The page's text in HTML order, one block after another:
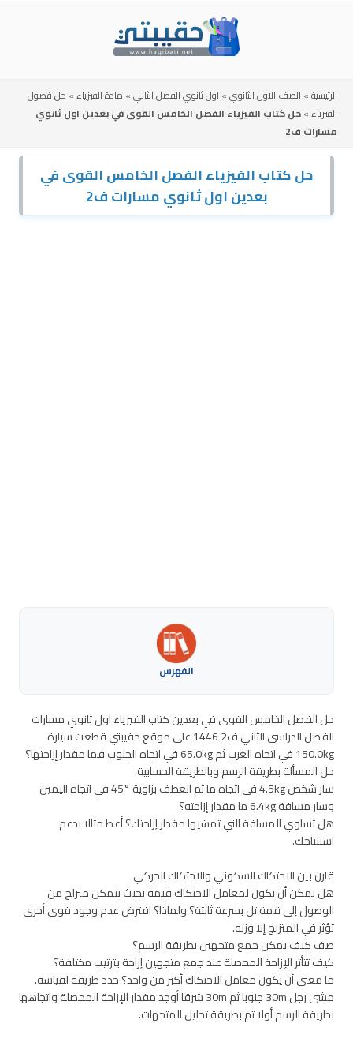
الرئيسية» الصف الاول الثانوي» اول ثانوي الفصل الثاني» مادة الفيزياء» حل فصول
الفيزياء»حل كتاب الفيزياء الفصل الخامس القوى في بعدين اول ثانوي
مسارات ف2
حل كتاب الفيزياء الفصل الخامس القوى في
بعدين اول ثانوي مسارات ف2
الفهرس
حل الفصل الخامس القوى في بعدين كتاب الفيزياء اول ثانوي مسارات
الفصل الدراسي الثاني ف2 1446 على موقع حقيبتي قطعت سيارة
150.0kg في اتجاه الغرب ثم 65.0kg في اتجاه الجنوب فما مقدار إزاحتها؟
حل المسألة بطريقة الرسم وبالطريقة الحسابية.
سار شخص 4.5kg في اتجاه ما ثم انعطف بزاوية °45 في اتجاه اليمين
وسار مسافة 6.4kg ما مقدار إزاحته؟
هل تساوي المسافة التي تمشيها مقدار إزاحتك؟ أعط مثالا بدعم
استنتاجك.
قارن بين الاحتكاك السكوني والاحتكاك الحركي.
هل يمكن أن يكون لمعامل الاحتكاك قيمة بحيث يتمكن متزلج من
الوصول إلى قمة تل بسرعة ثابتة؟ ولماذا؟ افترض عدم وجود قوى أخرى
تؤثر في المتزلج إلا وزنه.
صف كيف يمكن جمع متجهين بطريقة الرسم؟
كيف تتأثر الإزاحة المحصلة عند جمع متجهين إزاحة بترتيب مختلفة؟
ما معنى أن يكون معامل الاحتكاك أكبر من واحد؟ حدد طريقة لقياسه.
مشى رجل 30m جنوبا ثم 30m شرقا أوجد مقدار الإزاحة المحصلة واتجاهها
بطريقة الرسم أولا ثم بطريقة تحليل المتجهات.